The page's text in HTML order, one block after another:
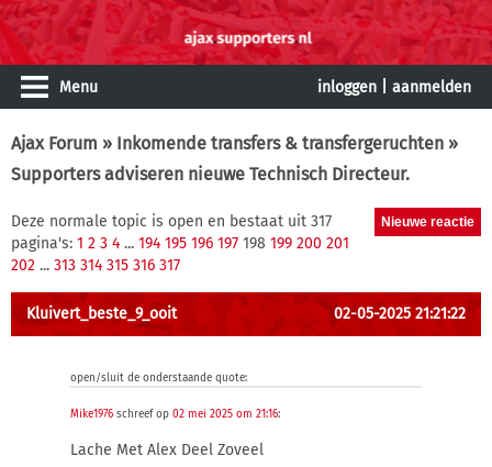
Menu inloggen aanmelden
Ajax Forum » Inkomende transfers & transfergeruchten »
Supporters adviseren nieuwe Technisch Directeur.
Deze normale topic is open en bestaat uit 317
pagina's: 1 2 3 4 ... 194 195 196 197 198 199 200 201
202 ... 313 314 315 316 317
Kluivert_beste_9_ooit 02-05-2025 21:21:22
open/sluit de onderstaande quote:
Mike1976 schreef op 02 mei 2025 om 21:16:
Lache Met Alex Deel Zoveel